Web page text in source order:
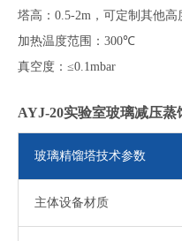
塔高： 0.5-2m ，可定制其他高
加热温度范围： 300℃
真空度： ≤0.1mbar
AYJ-20实验室玻璃减压
玻璃精馏塔技术参数
主体设备材质